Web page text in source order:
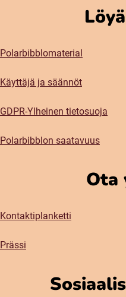
Polarbibblomaterial
Käyttäjä ja säännöt
GDPR-Ylheinen tietosuoja
Polarbibblon saatavuus
Ota
Kontaktiplanketti
Prässi